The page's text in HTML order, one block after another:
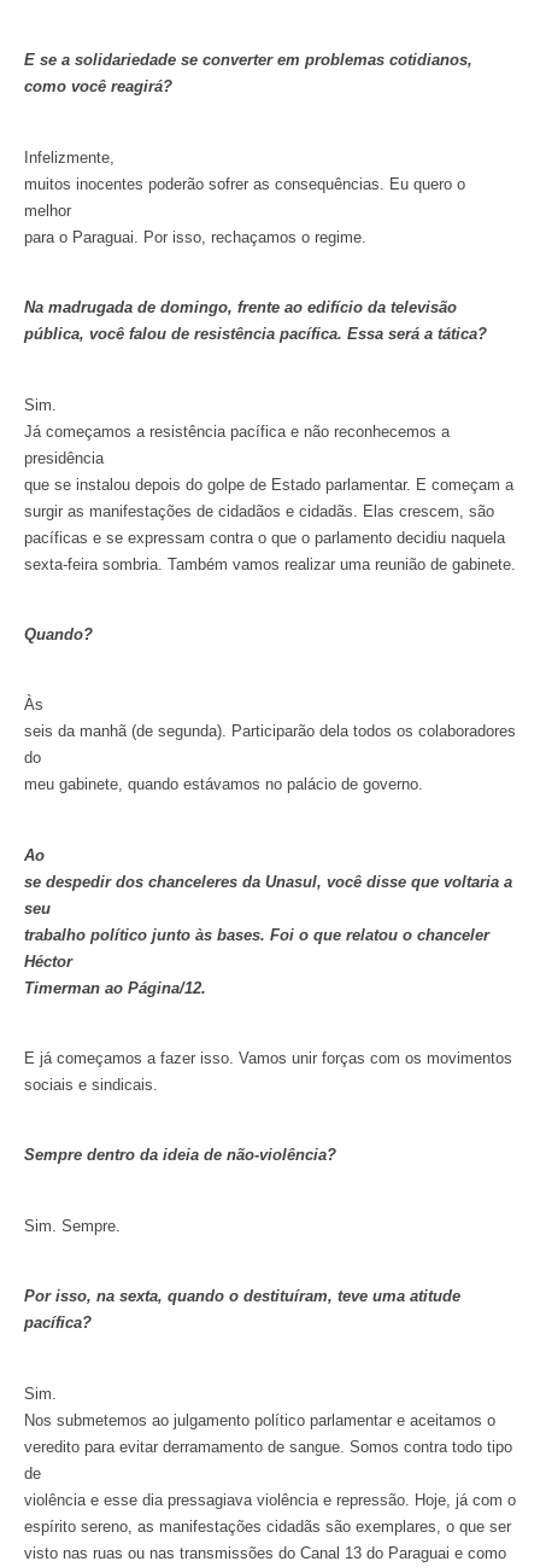
E se a solidariedade se converter em problemas cotidianos,
como você reagirá?
Infelizmente,
muitos inocentes poderão sofrer as consequências. Eu quero o
melhor
para o Paraguai. Por isso, rechaçamos o regime.
Na madrugada de domingo, frente ao edifício da televisão
pública, você falou de resistência pacífica. Essa será a tática?
Sim.
Já começamos a resistência pacífica e não reconhecemos a
presidência
que se instalou depois do golpe de Estado parlamentar. E começam a
surgir as manifestações de cidadãos e cidadãs. Elas crescem, são
pacíficas e se expressam contra o que o parlamento decidiu naquela
sexta-feira sombria. Também vamos realizar uma reunião de gabinete.
Quando?
Às
seis da manhã (de segunda). Participarão dela todos os colaboradores
do
meu gabinete, quando estávamos no palácio de governo.
Ao
se despedir dos chanceleres da Unasul, você disse que voltaria a
seu
trabalho político junto às bases. Foi o que relatou o chanceler
Héctor
Timerman ao Página/12.
E já começamos a fazer isso. Vamos unir forças com os movimentos
sociais e sindicais.
Sempre dentro da ideia de não-violência?
Sim. Sempre.
Por isso, na sexta, quando o destituíram, teve uma atitude
pacífica?
Sim.
Nos submetemos ao julgamento político parlamentar e aceitamos o
veredito para evitar derramamento de sangue. Somos contra todo tipo
de
violência e esse dia pressagiava violência e repressão. Hoje, já com o
espírito sereno, as manifestações cidadãs são exemplares, o que ser
visto nas ruas ou nas transmissões do Canal 13 do Paraguai e como